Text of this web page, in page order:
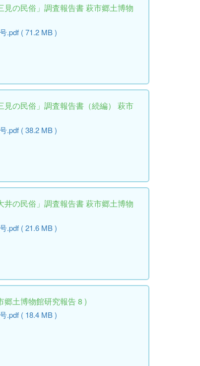
見の民俗」調査報告書 萩市郷土博物
.pdf ( 71.2 MB )
見の民俗」調査報告書（続編） 萩市
.pdf ( 38.2 MB )
井の民俗」調査報告書 萩市郷土博物
.pdf ( 21.6 MB )
郷土博物館研究報告 8 )
.pdf ( 18.4 MB )